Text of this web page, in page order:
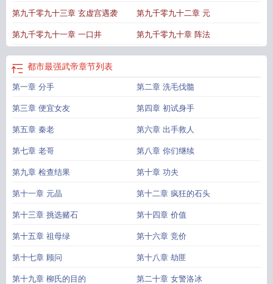
顶点 都市最强武帝女主几个都市最强武帝等级划分
都市最强武帝TXT电子
物都市最强武帝修炼划分 都市最强武帝境界划分详情都市最强武帝 承诺过的
伤都市最强武帝的免费阅读都市最强武帝杨奇有几个女人都市最强武帝主角介
绍都市最强武帝境界 都市最强武帝几个女主
阅读全文都市最强武帝八一中文网都市最强武帝介绍都市最强武帝修炼等
级都市最强武帝全文免费 都市最强武帝杨奇老婆都市最强武帝最
帝杨奇沈雨萱
都市最强武帝杨奇免费阅读 读书
最强武帝杨奇最新章节笔趣
度百科都市之最强武帝 都市最强武帝免费都市最强武帝女主
阁都市最强武帝TXT资源 都市最强武帝TXT全集都市最强武帝zhui
帝TXT奇书网都市双修神医 都市最强武帝TXT免费都市最强武帝修为划分
第九千零九十三章 玄虚宫遇袭 第九千零九十二章 元
第九千零九十一章 一口井 第九千零九十章 阵法
都市最强武帝章节列表
第一章 分手 第二章 洗毛伐髓
第三章 便宜女友 第四章 初试身手
第五章 秦老 第六章 出手救人
第七章 老哥 第八章 你们继续
第九章 检查结果 第十章 功夫
第十一章 元晶 第十二章 疯狂的石头
第十三章 挑选赌石 第十四章 价值
第十五章 祖母绿 第十六章 竞价
第十七章 顾问 第十八章 劫匪
第十九章 柳氏的目的 第二十章 女警洛冰